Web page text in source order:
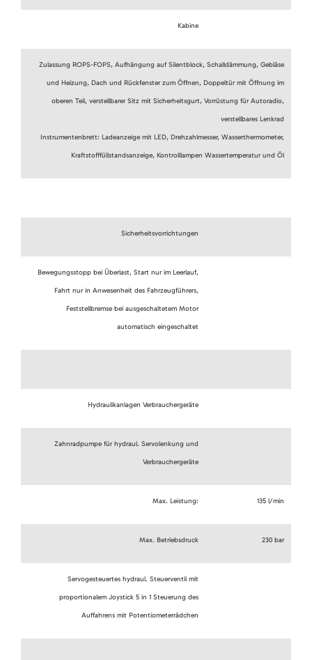
Kabine
Zulassung ROPS-FOPS, Aufhängung auf Silentblock, Schalldämmung, Gebläse
und Heizung, Dach und Rückfenster zum Öffnen, Doppeltür mit Öffnung im
oberen Teil, verstellbarer Sitz mit Sicherheitsgurt, Vorrüstung für Autoradio,
verstellbares Lenkrad
Instrumentenbrett: Ladeanzeige mit LED, Drehzahlmesser, Wasserthermometer,
Kraftstofffüllstandsanzeige, Kontrolllampen Wassertemperatur und Öl
Sicherheitsvorrichtungen
Bewegungsstopp bei Überlast, Start nur im Leerlauf,
Fahrt nur in Anwesenheit des Fahrzeugführers,
Feststellbremse bei ausgeschaltetem Motor
automatisch eingeschaltet
Hydraulikanlagen Verbrauchergeräte
Zahnradpumpe für hydraul. Servolenkung und
Verbrauchergeräte
Max. Leistung: 135 l/min
Max. Betriebsdruck 230 bar
Servogesteuertes hydraul. Steuerventil mit
proportionalem Joystick 5 in 1 Steuerung des
Auffahrens mit Potentiometerrädchen